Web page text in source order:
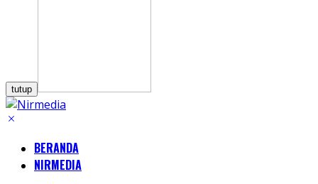
tutup
BERANDA
NIRMEDIA